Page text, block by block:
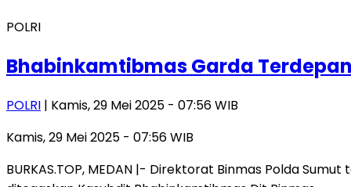
POLRI
Bhabinkamtibmas Garda
POLRI | Kamis, 29 Mei 2025 - 07:56 WIB
Kamis, 29 Mei 2025 - 07:56 WIB
BURKAS.TOP, MEDAN |- Direktorat Binmas Polda